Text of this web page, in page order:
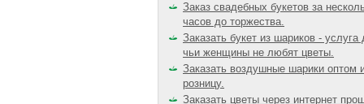
Заказ свадебных букетов за
часов до торжества.
Заказать букет из шариков - услуга
чьи женщины не любят цветы.
Заказать воздушные шарики оптом
розницу.
Заказать цветы через интернет